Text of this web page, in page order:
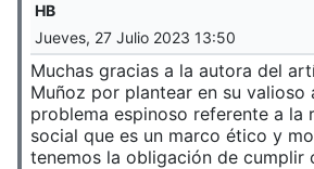
HB
Jueves, 27 Julio 2023 13:50
Muchas gracias a la autora del
Muñoz por plantear en su valioso
problema espinoso referente a la
social que es un marco ético y
tenemos la obligación de cumplir